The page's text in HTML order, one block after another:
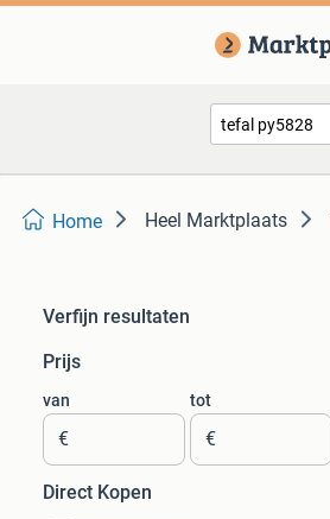
Home Heel Marktplaats
Verfijn resultaten
Prijs
van
€
tot
€
Direct Kopen